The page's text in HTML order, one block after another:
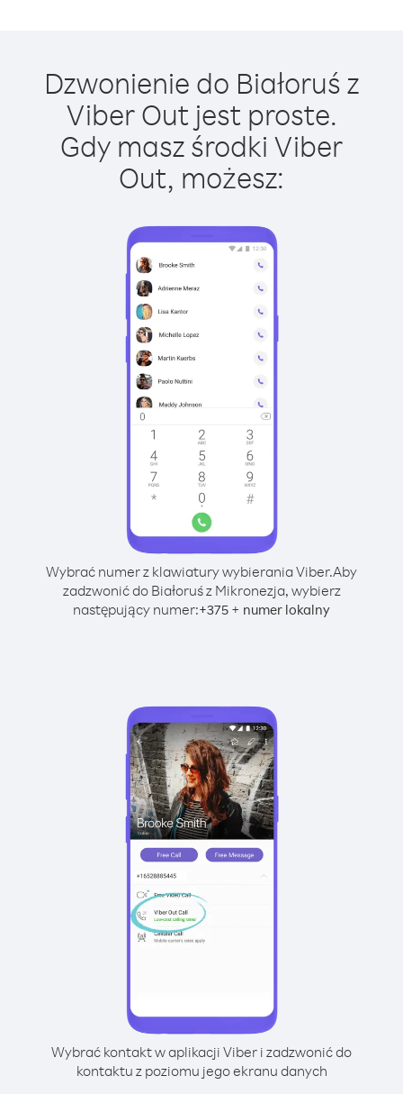
Dzwonienie do Białoruś z
Viber Out jest proste.
Gdy masz środki Viber
Out, możesz:
Wybrać numer z klawiatury wybierania Viber.Aby
zadzwonić do Białoruś z Mikronezja, wybierz
następujący numer:+375 + numer lokalny
Wybrać kontakt w aplikacji Viber i zadzwonić do
kontaktu z poziomu jego ekranu danych